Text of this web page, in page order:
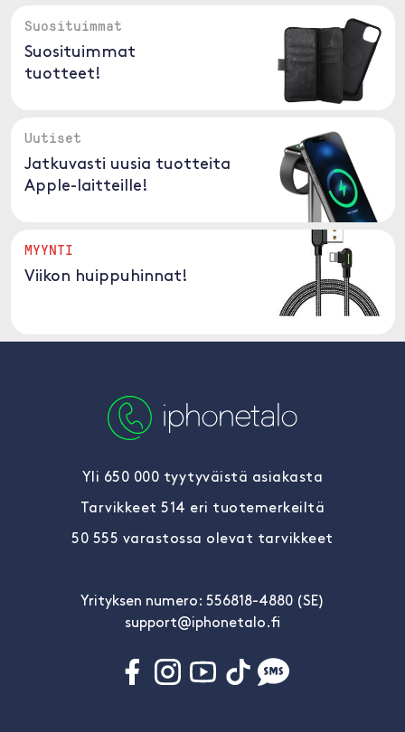
Suosituimmat
Suosituimmat
tuotteet!
Uutiset
Jatkuvasti uusia tuotteita
Apple-laitteille!
MYYNTI
Viikon huippuhinnat!
Yli 650 000 tyytyväistä asiakasta
Tarvikkeet 514 eri tuotemerkeiltä
50 555 varastossa olevat tarvikkeet
Yrityksen numero: 556818-4880 (SE)
support@iphonetalo.fi